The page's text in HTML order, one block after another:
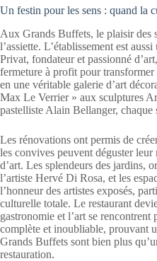
Un festin pour les sens : quand la
Aux Grands Buffets, le plaisir des
l’assiette. L’établissement est
Privat, fondateur et passionné
fermeture à profit pour transformer
en une véritable galerie d’art
Max Le Verrier » aux sculptures
pastelliste Alain Bellanger, chaque
Les rénovations ont permis de
les convives peuvent déguster
d’art. Les splendeurs des jardins,
l’artiste Hervé Di Rosa, et les
l’honneur des artistes exposés,
culturelle totale. Le restaurant
gastronomie et l’art se rencontrent
complète et inoubliable, prouvant
Grands Buffets sont bien plus
restauration.